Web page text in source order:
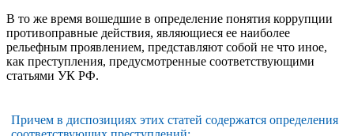
В то же время вошедшие в определение понятия коррупции
противоправные действия, являющиеся ее наиболее
рельефным проявлением, представляют собой не что иное,
как преступления, предусмотренные соответствующими
статьями УК РФ.
Причем в диспозициях этих статей содержатся определения